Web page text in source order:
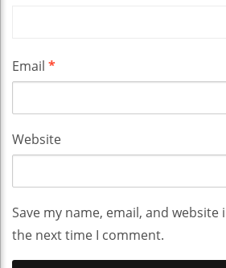
Email *
Website
Save my name, email, and
the next time I comment.